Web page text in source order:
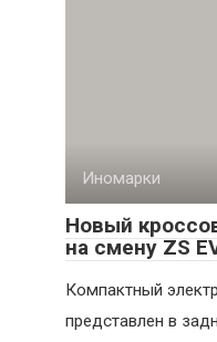
Иномарки
Новый
на смену ZS
Компактный
представлен в